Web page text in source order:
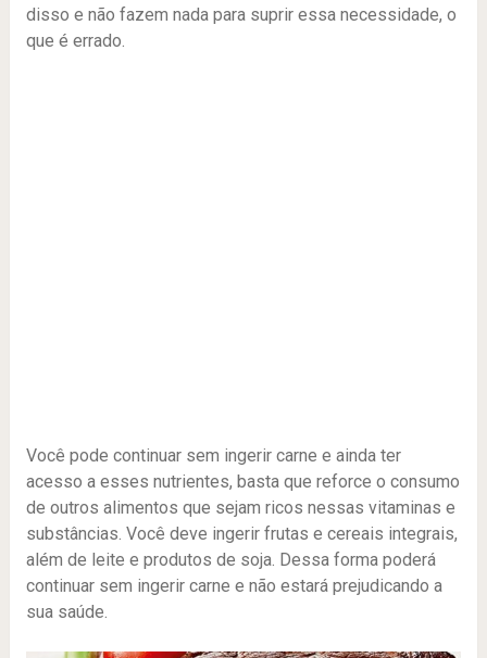
disso e não fazem nada para suprir essa necessidade, o
que é errado.
Você pode continuar sem ingerir carne e ainda ter
acesso a esses nutrientes, basta que reforce o consumo
de outros alimentos que sejam ricos nessas vitaminas e
substâncias. Você deve ingerir frutas e cereais integrais,
além de leite e produtos de soja. Dessa forma poderá
continuar sem ingerir carne e não estará prejudicando a
sua saúde.